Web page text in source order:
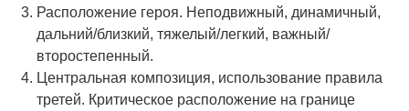
Расположение героя. Неподвижный, динамичный,
дальний/близкий, тяжелый/легкий, важный/
второстепенный.
Центральная композиция, использование правила
третей. Критическое расположение на границе